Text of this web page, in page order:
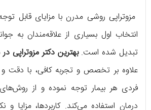
مزوتراپی روشی مدرن با مزایای قابل
انتخاب اول بسیاری از علاقه‌مندان به
تبدیل شده است.بهترین دکتر مزوتراپی
علاوه بر تخصص و تجربه کافی، با دقت
فردی هر بیمار توجه نموده و از
درمان استفاده می‌کند. کاربردها، مزایا